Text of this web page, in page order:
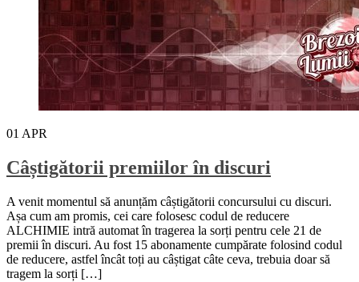
01 APR
Câștigătorii premiilor în discuri
A venit momentul să anunțăm câștigătorii concursului cu discuri.
Așa cum am promis, cei care folosesc codul de reducere
ALCHIMIE intră automat în tragerea la sorți pentru cele 21 de
premii în discuri. Au fost 15 abonamente cumpărate folosind codul
de reducere, astfel încât toți au câștigat câte ceva, trebuia doar să
tragem la sorți […]